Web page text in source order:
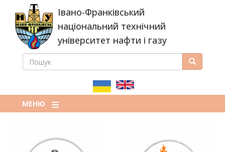
основного
вмісту
Івано-Франківський
національний технічний
університет нафти і газу
ПОШУКОВА
ПОШУК Пошук
МЕНЮ